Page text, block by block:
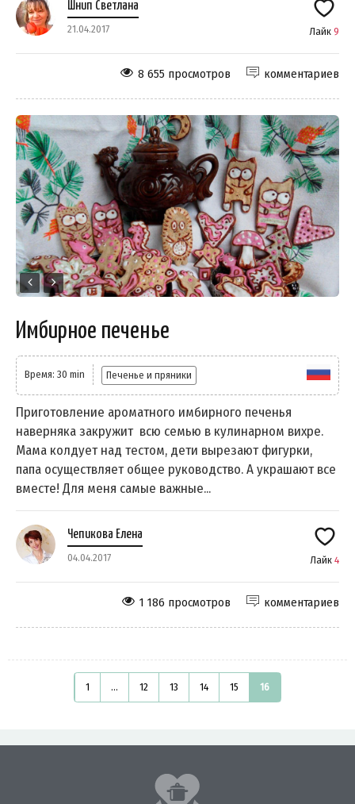
Шнип Светлана
21.04.2017 Лайк 9
комментариев
8 655 просмотров
Имбирное печенье
Время: 30 min Печенье и пряники
Приготовление ароматного имбирного печенья
наверняка закружит всю семью в кулинарном вихре.
Мама колдует над тестом, дети вырезают фигурки,
папа осуществляет общее руководство. А украшают все
вместе! Для меня самые важные...
Чепикова Елена
04.04.2017 Лайк 4
комментариев
1 186 просмотров
1 ... 12 13 14 15 16